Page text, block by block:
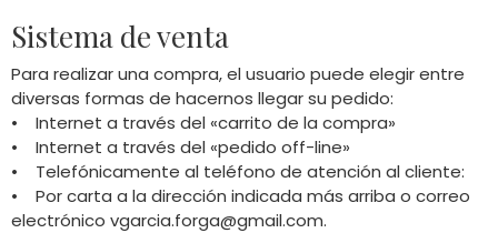
Sistema de venta
Para realizar una compra, el usuario puede elegir entre
diversas formas de hacernos llegar su pedido:
• Internet a través del «carrito de la compra»
• Internet a través del «pedido off-line»
• Telefónicamente al teléfono de atención al cliente:
• Por carta a la dirección indicada más arriba o correo
electrónico vgarcia.forga@gmail.com.